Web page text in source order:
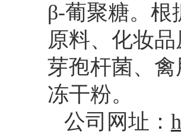
β-葡聚糖。根
原料、化妆
芽孢杆菌、
冻干粉。
公司网址：